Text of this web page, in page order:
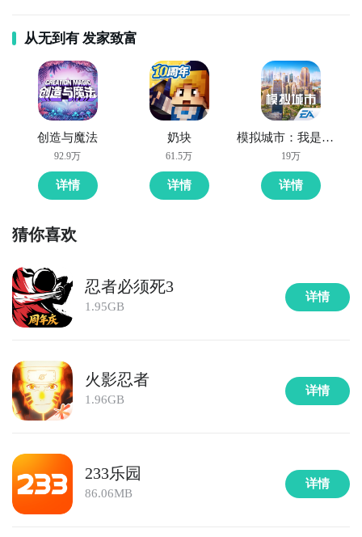
从无到有 发家致富
创造与魔法
92.9万
详情
奶块
61.5万
详情
模拟城市：我是市长
19万
详情
猜你喜欢
忍者必须死3
1.95GB
详情
火影忍者
1.96GB
详情
233乐园
86.06MB
详情